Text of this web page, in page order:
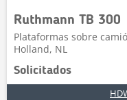
Ruthmann TB 300
Plataformas sobre
Holland, NL
Solicitados